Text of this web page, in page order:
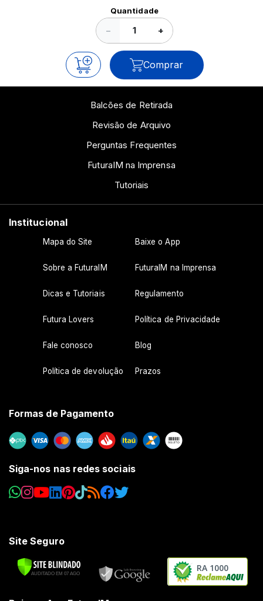
Quantidade
− +
Comprar
Balcões de Retirada
Revisão de Arquivo
Perguntas Frequentes
FuturaIM na Imprensa
Tutoriais
Institucional
Mapa do Site Baixe o App
Sobre a FuturaIM FuturaIM na Imprensa
Dicas e Tutoriais Regulamento
Futura Lovers Política de Privacidade
Fale conosco Blog
Política de devolução Prazos
Formas de Pagamento
Siga-nos nas redes sociais
Site Seguro
RA 1000